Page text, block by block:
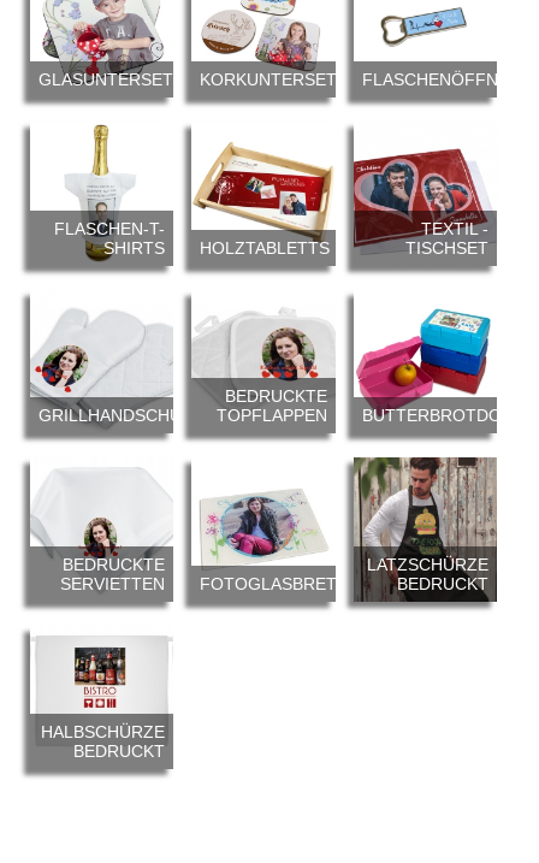
GLASUNTERSETZERKORKUNTERSETZERFLASCHENÖFFNER
FLASCHEN-T-
SHIRTS
HOLZTABLETTS
TEXTIL -
TISCHSET
GRILLHANDSCHUH
BEDRUCKTE
TOPFLAPPEN
BUTTERBROTDOSE
BEDRUCKTE
SERVIETTEN
FOTOGLASBRETTCHEN
LATZSCHÜRZE
BEDRUCKT
HALBSCHÜRZE
BEDRUCKT